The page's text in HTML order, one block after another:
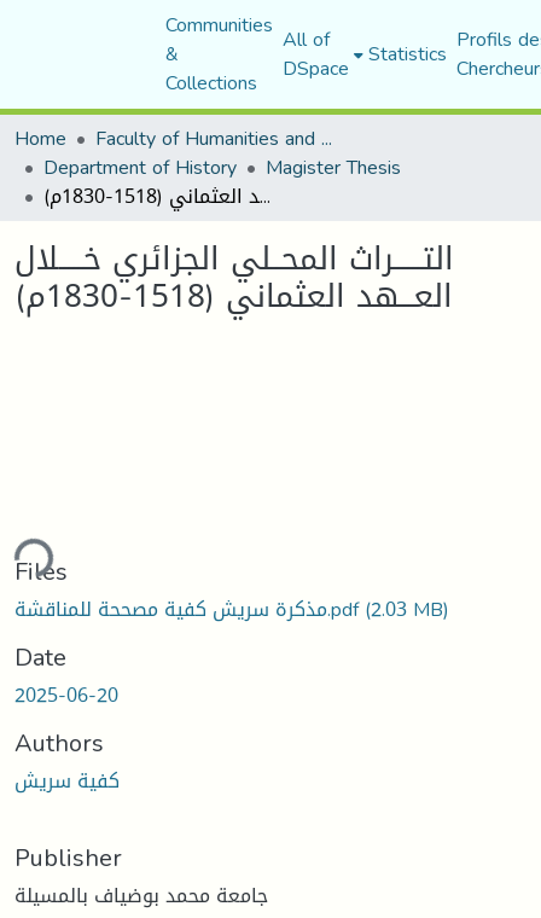
Communities
&
Collections
All of
DSpace Statistics Profils
Home
Faculty of Humanities and Social Sciences
Department of History Magister Thesis
التــــــراث المحــلي الجزائري خـــــلال العـــهد العثماني (1518-1830م)
التــــــراث المحــلي الجزائري خـــــلال
العـــهد العثماني (1518-1830م)
Files
مذكرة سريش كفية مصححة للمناقشة.pdf(2.03 MB)
Date
2025-06-20
Authors
كفية سريش
Publisher
جامعة محمد بوضياف بالمسيلة